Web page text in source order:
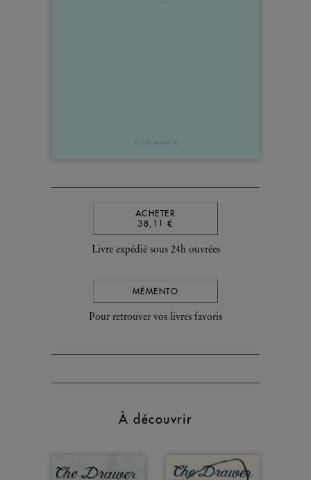
ACHETER
38,11 €
Livre expédié sous 24h ouvrées
MÉMENTO
Pour retrouver vos livres favoris
À découvrir